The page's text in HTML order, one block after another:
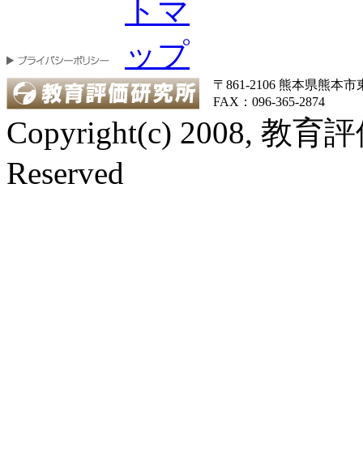
〒861-2106 熊本県熊本市
FAX：096-365-2874
Copyright(c) 2008, 教育
Reserved